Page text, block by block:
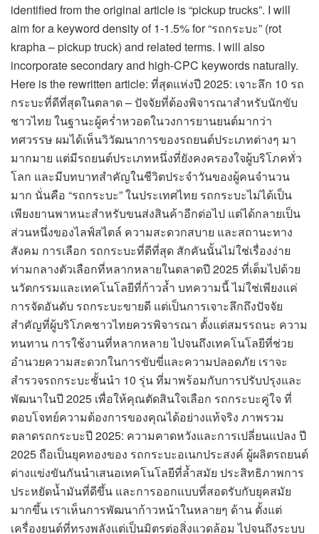
identified from the original article is “pickup trucks”. I will
aim for a keyword density of 1-1.5% for “รถกระบะ” (rot
krapha – pickup truck) and related terms. I will also
incorporate secondary and high-CPC keywords naturally.
Here is the rewritten article: ที่สุดแห่งปี 2025: เจาะลึก 10 รถ
กระบะที่ดีที่สุดในตลาด – ปัจจัยที่ต้องพิจารณาสำหรับนักขับ
ชาวไทย ในฐานะผู้คร่ำหวอดในวงการยานยนต์มากว่า
ทศวรรษ ผมได้เห็นวิวัฒนาการของรถยนต์ประเภทต่างๆ มา
มากมาย แต่มีรถยนต์ประเภทหนึ่งที่ยังคงครองใจผู้บริโภคทั่ว
โลก และมีบทบาทสำคัญในชีวิตประจำวันของผู้คนจำนวน
มาก นั่นคือ “รถกระบะ” ในประเทศไทย รถกระบะไม่ได้เป็น
เพียงยานพาหนะสำหรับขนส่งสินค้าอีกต่อไป แต่ได้กลายเป็น
ส่วนหนึ่งของไลฟ์สไตล์ ความสะดวกสบาย และสถานะทาง
สังคม การเลือก รถกระบะที่ดีที่สุด สักคันนั้นไม่ใช่เรื่องง่าย
ท่ามกลางตัวเลือกที่หลากหลายในตลาดปี 2025 ที่เต็มไปด้วย
นวัตกรรมและเทคโนโลยีที่ก้าวล้ำ บทความนี้ ไม่ใช่เพียงแค่
การจัดอันดับ รถกระบะขายดี แต่เป็นการเจาะลึกถึงปัจจัย
สำคัญที่ผู้บริโภคชาวไทยควรพิจารณา ตั้งแต่สมรรถนะ ความ
ทนทาน การใช้งานที่หลากหลาย ไปจนถึงเทคโนโลยีที่ช่วย
อำนวยความสะดวกในการขับขี่และความปลอดภัย เราจะ
สำรวจรถกระบะชั้นนำ 10 รุ่น ที่มาพร้อมกับการปรับปรุงและ
พัฒนาในปี 2025 เพื่อให้คุณตัดสินใจเลือก รถกระบะคู่ใจ ที่
ตอบโจทย์ความต้องการของคุณได้อย่างแท้จริง ภาพรวม
ตลาดรถกระบะปี 2025: ความคาดหวังและการเปลี่ยนแปลง ปี
2025 ถือเป็นยุคทองของ รถกระบะอเนกประสงค์ ผู้ผลิตรถยนต์
ต่างแข่งขันกันนำเสนอเทคโนโลยีที่ล้ำสมัย ประสิทธิภาพการ
ประหยัดน้ำมันที่ดีขึ้น และการออกแบบที่สอดรับกับยุคสมัย
มากขึ้น เราเห็นการพัฒนาก้าวหน้าในหลายๆ ด้าน ตั้งแต่
เครื่องยนต์ที่ทรงพลังแต่เป็นมิตรต่อสิ่งแวดล้อม ไปจนถึงระบบ